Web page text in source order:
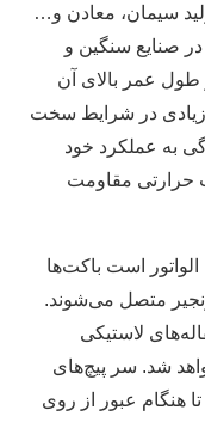
سیمان، معادن و…
در صنایع سنگین و
عمر بالای آن
زیادی در شرایط سخت
به عملکرد خود
حرارتی مقاومت
است باکت‌ها
متصل می‌شوند.
لاستیکی
شد. سر پیچ‌های
هنگام عبور از روی